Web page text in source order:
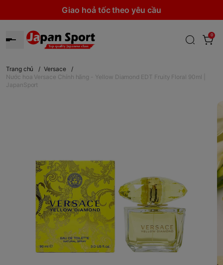
Giao hoả tốc theo yêu cầu
0
Trang chủ / Versace
/
Nước hoa Versace Chính hãng - Yellow Diamond EDT Fruity Floral 90ml |
JapanSport